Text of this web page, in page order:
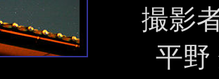
撮影
平野